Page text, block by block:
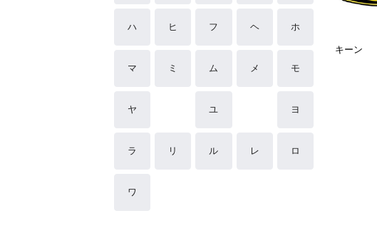
ハ ヒ フ ヘ ホ
マ ミ ム メ モ
ヤ ユ ヨ
ラ リ ル レ ロ
ワ
キーン